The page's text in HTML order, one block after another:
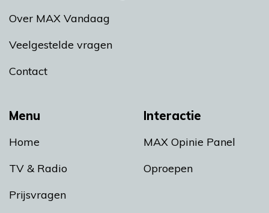
Menu
Home
TV & Radio
Prijsvragen
Interactie
MAX Opinie Panel
Oproepen
Over MAX Vandaag
Veelgestelde vragen
Contact